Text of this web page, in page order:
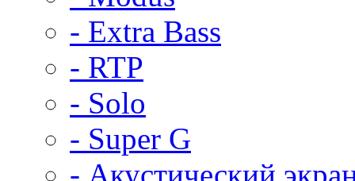
- Extra Bass
- RTP
- Solo
- Super G
- Акустический